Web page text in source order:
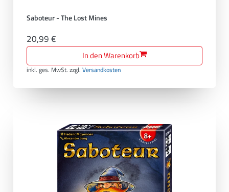
Saboteur - The Lost Mines
20,99 €
In den Warenkorb
inkl. ges. MwSt. zzgl.Versandkosten